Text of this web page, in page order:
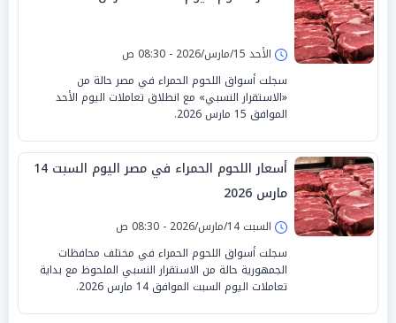
الأحد 15/مارس/2026 - 08:30 ص
سجلت أسواق اللحوم الحمراء في مصر حالة من
«الاستقرار النسبي» مع انطلاق تعاملات اليوم الأحد
الموافق 15 مارس 2026.
أسعار اللحوم الحمراء في مصر اليوم السبت 14
مارس 2026
السبت 14/مارس/2026 - 08:30 ص
سجلت أسواق اللحوم الحمراء في مختلف محافظات
الجمهورية حالة من الاستقرار النسبي الملحوظ مع بداية
تعاملات اليوم السبت الموافق 14 مارس 2026.